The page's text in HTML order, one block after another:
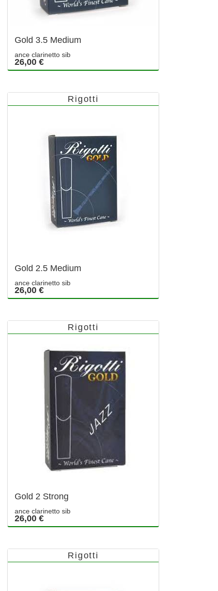
Gold 3.5 Medium
ance clarinetto sib
26,00 €
Rigotti
Gold 2.5 Medium
ance clarinetto sib
26,00 €
Rigotti
Gold 2 Strong
ance clarinetto sib
26,00 €
Rigotti